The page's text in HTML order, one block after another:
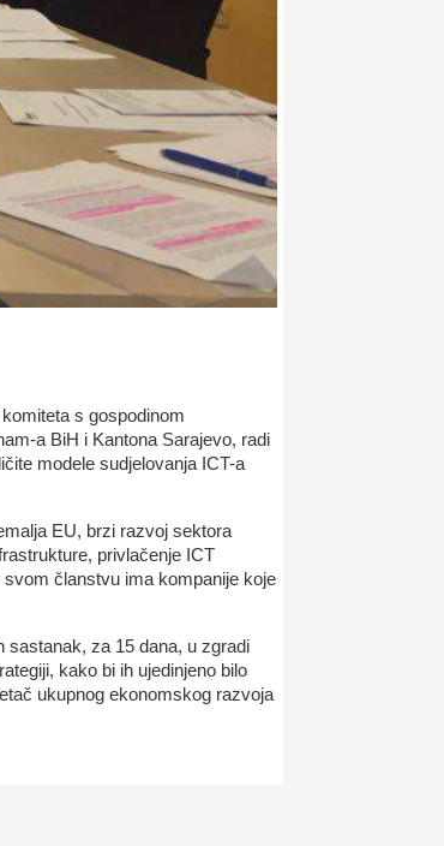
s gospodinom
a BiH i Kantona Sarajevo, radi
modele sudjelovanja ICT-a
EU, brzi razvoj sektora
privlačenje ICT
članstvu ima kompanije koje
sastanak, za 15 dana, u zgradi
kako bi ih ujedinjeno bilo
ukupnog ekonomskog razvoja